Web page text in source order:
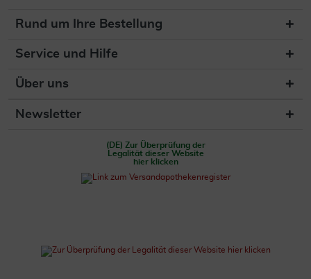
Rund um Ihre Bestellung
Service und Hilfe
Über uns
Newsletter
(DE) Zur Überprüfung der
Legalität dieser Website
hier klicken